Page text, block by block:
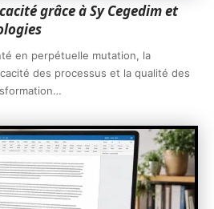
grâce à Sy Cegedim et
en perpétuelle mutation, la
des processus et la qualité des
…